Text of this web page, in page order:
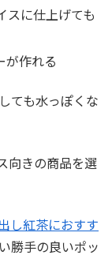
スに仕上げても
が作れる
ても水っぽくな
向きの商品を選
し紅茶におすす
勝手の良いポッ